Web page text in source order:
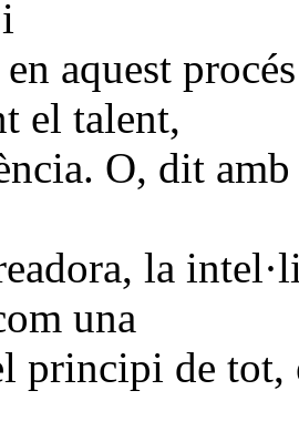
aquest
el talent,
O, dit
la
una
principi de tot,